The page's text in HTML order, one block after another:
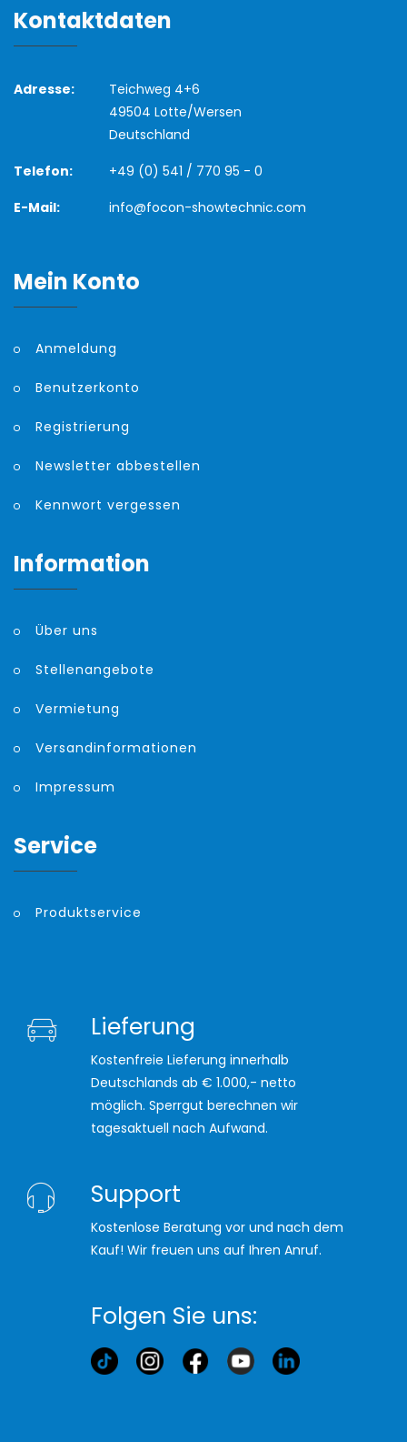
Kontaktdaten
Adresse:
Teichweg 4+6
49504 Lotte/Wersen
Deutschland
Telefon:
+49 (0) 541 / 770 95 - 0
E-Mail:
info@focon-showtechnic.com
Mein Konto
Anmeldung
Benutzerkonto
Registrierung
Newsletter abbestellen
Kennwort vergessen
Information
Über uns
Stellenangebote
Vermietung
Versandinformationen
Impressum
Service
Produktservice
Lieferung
Kostenfreie Lieferung innerhalb
Deutschlands ab € 1.000,- netto
möglich. Sperrgut berechnen wir
tagesaktuell nach Aufwand.
Support
Kostenlose Beratung vor und nach dem
Kauf! Wir freuen uns auf Ihren Anruf.
Folgen Sie uns: